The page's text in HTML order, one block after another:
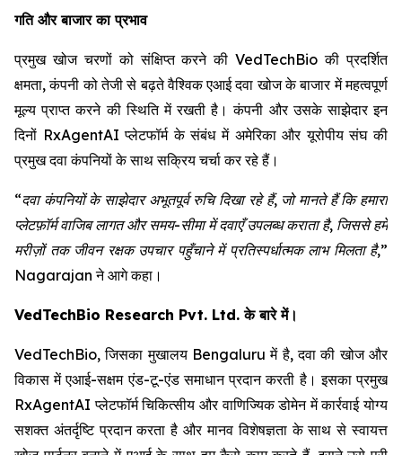
गति और बाजार का प्रभाव
प्रमुख खोज चरणों को संक्षिप्त करने की VedTechBio की प्रदर्शित
क्षमता, कंपनी को तेजी से बढ़ते वैश्विक एआई दवा खोज के बाजार में महत्वपूर्ण
मूल्य प्राप्त करने की स्थिति में रखती है। कंपनी और उसके साझेदार इन
दिनों RxAgentAI प्लेटफॉर्म के संबंध में अमेरिका और यूरोपीय संघ की
प्रमुख दवा कंपनियों के साथ सक्रिय चर्चा कर रहे हैं।
“दवा कंपनियों के साझेदार अभूतपूर्व रुचि दिखा रहे हैं, जो मानते हैं कि हमारा
प्लेटफ़ॉर्म वाजिब लागत और समय-सीमा में दवाएँ उपलब्ध कराता है, जिससे हमें
मरीज़ों तक जीवन रक्षक उपचार पहुँचाने में प्रतिस्पर्धात्मक लाभ मिलता है,”
Nagarajan ने आगे कहा।
VedTechBio Research Pvt. Ltd. के बारे में।
VedTechBio, जिसका मुखालय Bengaluru में है, दवा की खोज और
विकास में एआई-सक्षम एंड-टू-एंड समाधान प्रदान करती है। इसका प्रमुख
RxAgentAI प्लेटफॉर्म चिकित्सीय और वाणिज्यिक डोमेन में कार्रवाई योग्य
सशक्त अंतर्दृष्टि प्रदान करता है और मानव विशेषज्ञता के साथ से स्वायत्त